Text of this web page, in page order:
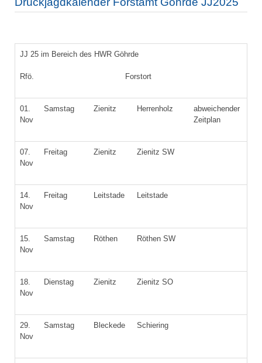
JJ 25 im Bereich des HWR Göhrde
Rfö. Forstort
01.
Nov
Samstag Zienitz Herrenholz
abweichender
Zeitplan
07.
Nov
Freitag Zienitz Zienitz SW
14.
Nov
Freitag Leitstade Leitstade
15.
Nov
Samstag Röthen Röthen SW
18.
Nov
Dienstag Zienitz Zienitz SO
29.
Nov
Samstag Bleckede Schiering